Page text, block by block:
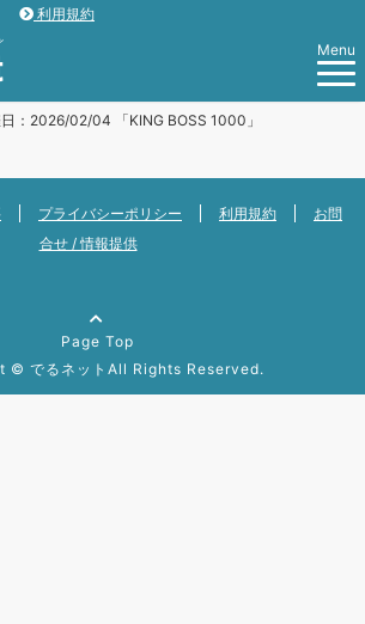
利用規約
Menu
：2026/02/04 「KING BOSS 1000」
プライバシーポリシー 利用規約
お問
合せ / 情報提供
Page Top
© でるネット All Rights Reserved.